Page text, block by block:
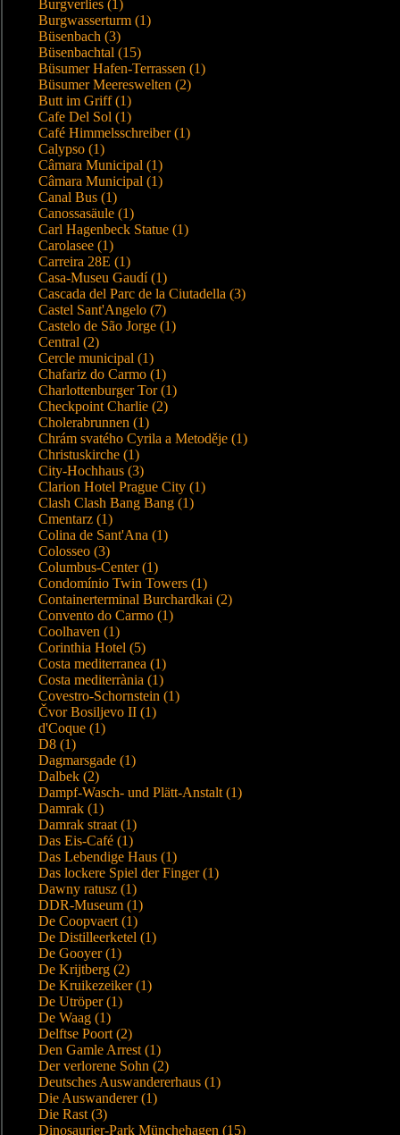
Burgverlies (1)
Burgwasserturm (1)
Büsenbach (3)
Büsenbachtal (15)
Büsumer Hafen-Terrassen (1)
Büsumer Meereswelten (2)
Butt im Griff (1)
Cafe Del Sol (1)
Café Himmelsschreiber (1)
Calypso (1)
Câmara Municipal (1)
Câmara Municipal (1)
Canal Bus (1)
Canossasäule (1)
Carl Hagenbeck Statue (1)
Carolasee (1)
Carreira 28E (1)
Casa-Museu Gaudí (1)
Cascada del Parc de la Ciutadella (3)
Castel Sant'Angelo (7)
Castelo de São Jorge (1)
Central (2)
Cercle municipal (1)
Chafariz do Carmo (1)
Charlottenburger Tor (1)
Checkpoint Charlie (2)
Cholerabrunnen (1)
Chrám svatého Cyrila a Metoděje (1)
Christuskirche (1)
City-Hochhaus (3)
Clarion Hotel Prague City (1)
Clash Clash Bang Bang (1)
Cmentarz (1)
Colina de Sant'Ana (1)
Colosseo (3)
Columbus-Center (1)
Condomínio Twin Towers (1)
Containerterminal Burchardkai (2)
Convento do Carmo (1)
Coolhaven (1)
Corinthia Hotel (5)
Costa mediterranea (1)
Costa mediterrània (1)
Covestro-Schornstein (1)
Čvor Bosiljevo II (1)
d'Coque (1)
D8 (1)
Dagmarsgade (1)
Dalbek (2)
Dampf-Wasch- und Plätt-Anstalt (1)
Damrak (1)
Damrak straat (1)
Das Eis-Café (1)
Das Lebendige Haus (1)
Das lockere Spiel der Finger (1)
Dawny ratusz (1)
DDR-Museum (1)
De Coopvaert (1)
De Distilleerketel (1)
De Gooyer (1)
De Krijtberg (2)
De Kruikezeiker (1)
De Utröper (1)
De Waag (1)
Delftse Poort (2)
Den Gamle Arrest (1)
Der verlorene Sohn (2)
Deutsches Auswandererhaus (1)
Die Auswanderer (1)
Die Rast (3)
Dinosaurier-Park Münchehagen (15)